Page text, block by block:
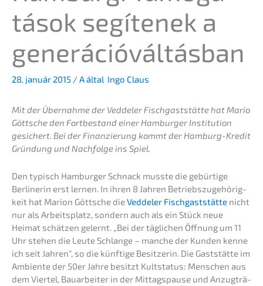
tá­sok segíte­nek a
generációváltásban
28. január 2015 / A által Ingo Claus
Mit der Übernah­me der Vedde­ler Fisch­gast­stät­te hat Mario
Göttsche den Fortbe­stand einer Hambur­ger Insti­tu­ti­on
gesichert. Bei der Finan­zie­rung kommt der Hamburg-Kredit
Gründung und Nachfol­ge ins Spiel.
Den typisch Hambur­ger Schnack musste die gebür­ti­ge
Berli­ne­rin erst lernen. In ihren 8 Jahren Betriebs­zu­ge­hö­rig­
keit hat Marion Göttsche dieVedde­ler Fisch­gast­stät­te nicht
nur als Arbeits­platz, sondern auch als ein Stück neue
Heimat schät­zen gelernt. „Bei der tägli­chen Öffnung um 11
Uhr stehen die Leute Schlan­ge – manche der Kunden kenne
ich seit Jahren“, so die künfti­ge Besit­ze­rin. Die Gaststät­te im
Ambien­te der 50er Jahre besitzt Kultsta­tus: Menschen aus
dem Viertel, Bauar­bei­ter in der Mittags­pau­se und Anzug­trä­